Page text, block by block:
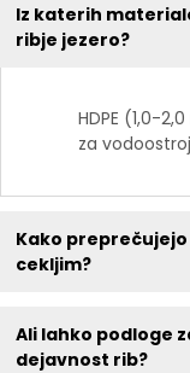
Iz katerih
ribje jezero?
HDPE (1,0-
za
Kako
cekljim?
Ali lahko podloge
dejavnost rib?